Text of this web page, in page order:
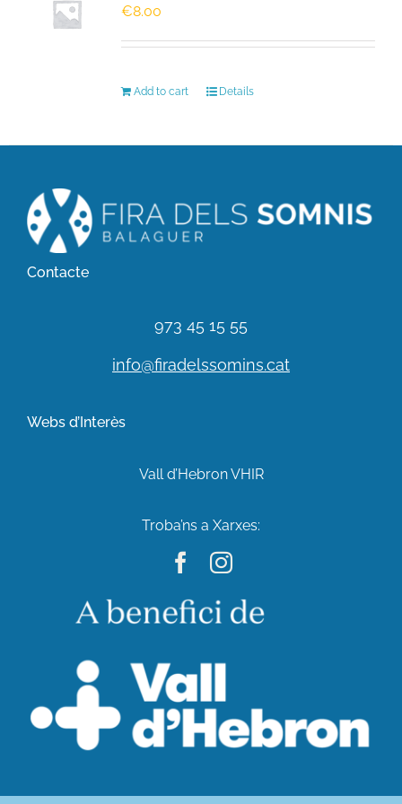
HISTÒRIC
FER UN DONATIU!
€8.00
Add to cart Details
Contacte
973 45 15 55
info@firadelssomins.cat
Webs d’Interès
Vall d’Hebron VHIR
Troba’ns a Xarxes: